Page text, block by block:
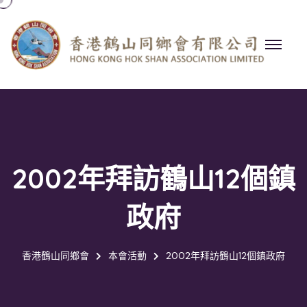
2002年拜訪鶴山12個鎮
政府
香港鶴山同鄉會 本會活動 2002年拜訪鶴山12個鎮政府